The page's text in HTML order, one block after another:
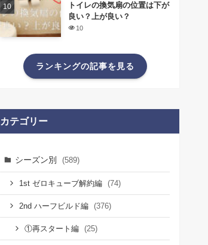
トイレの換気扇の位置は下が
良い？上が良い？
10
ランキングの記事を見る
カテゴリー
シーズン別 (589)
1st ゼロキューブ解約編 (74)
2nd ハーフビルド編 (376)
①再スタート編 (25)